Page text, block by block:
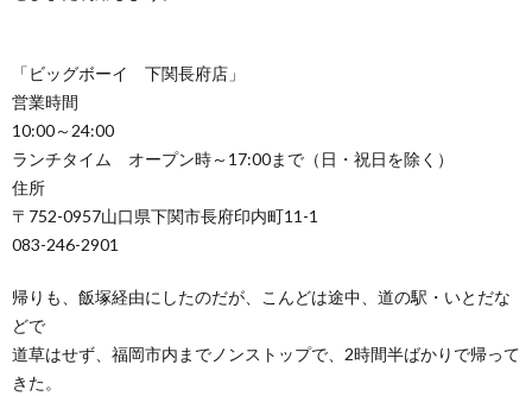
「ビッグボーイ 下関長府店」
営業時間
10:00～24:00
ランチタイム オープン時～17:00まで（日・祝日を除く）
住所
〒752-0957山口県下関市長府印内町11-1
083-246-2901
帰りも、飯塚経由にしたのだが、こんどは途中、道の駅・いとだな
どで
道草はせず、福岡市内までノンストップで、2時間半ばかりで帰って
きた。